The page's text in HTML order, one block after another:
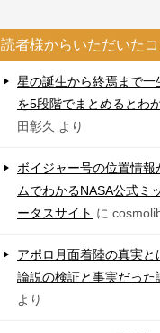
読者様からいただいたコ
星の誕生から終焉まで一
を5段階でまとめるとわ
田彰久 より
ボイジャー号の位置情報
ムでわかるNASA公式ミ
ータスサイト に
アポロ月面着陸の真実と
論説の検証と事実だった
より